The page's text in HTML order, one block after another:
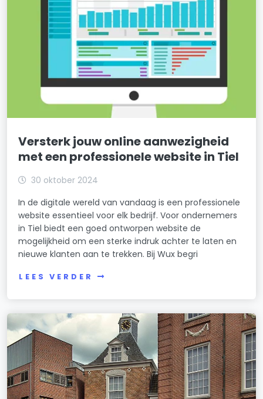
Versterk jouw online aanwezigheid
met een professionele website in Tiel
30 oktober 2024
In de digitale wereld van vandaag is een professionele
website essentieel voor elk bedrijf. Voor ondernemers
in Tiel biedt een goed ontworpen website de
mogelijkheid om een sterke indruk achter te laten en
nieuwe klanten aan te trekken. Bij Wux begri
LEES VERDER